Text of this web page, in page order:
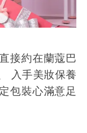
接約在蘭蔻巴
入手美妝保養
包裝心滿意足